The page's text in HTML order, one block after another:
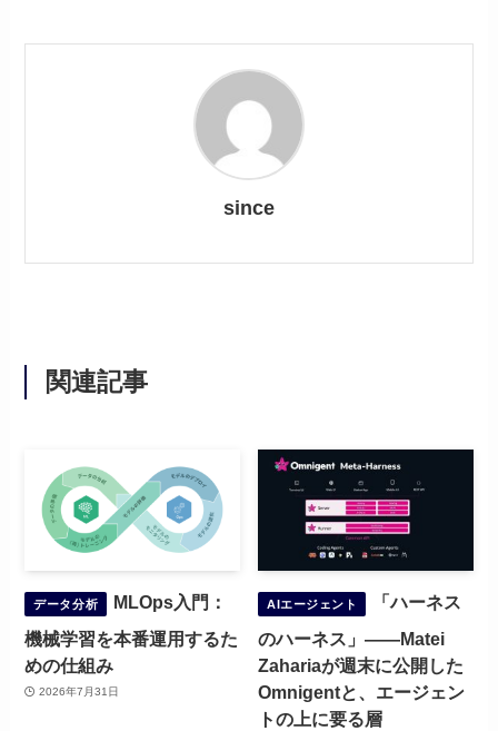
since
関連記事
データ分析
MLOps入門：
機械学習を本番運用するた
めの仕組み
2026年7月31日
AIエージェント
「ハーネス
のハーネス」——Matei
Zahariaが週末に公開した
Omnigentと、エージェン
トの上に要る層